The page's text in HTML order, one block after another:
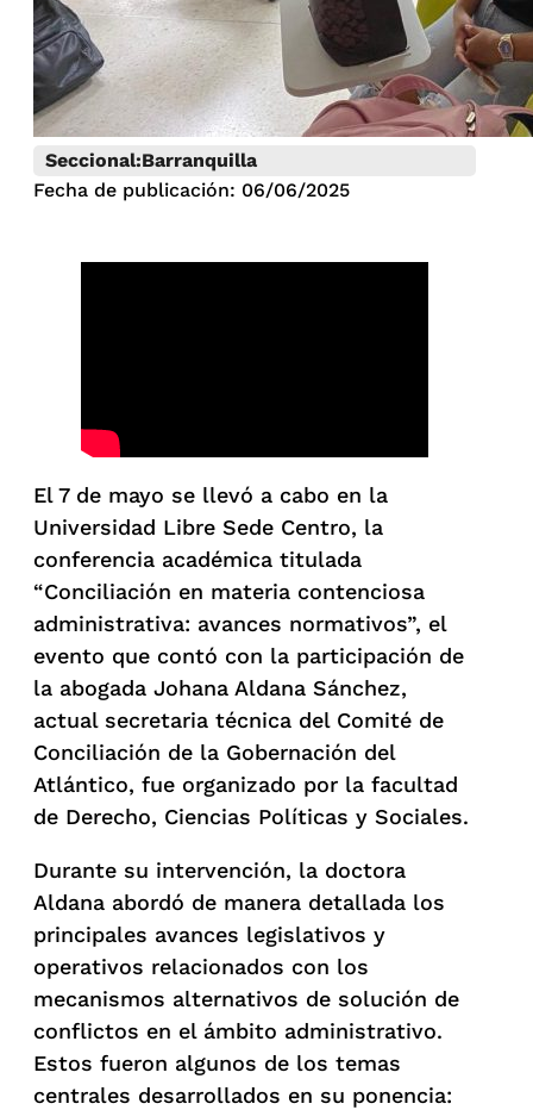
Seccional:Barranquilla
Fecha de publicación: 06/06/2025
El 7 de mayo se llevó a cabo en la
Universidad Libre Sede Centro, la
conferencia académica titulada
“Conciliación en materia contenciosa
administrativa: avances normativos”, el
evento que contó con la participación de
la abogada Johana Aldana Sánchez,
actual secretaria técnica del Comité de
Conciliación de la Gobernación del
Atlántico, fue organizado por la facultad
de Derecho, Ciencias Políticas y Sociales.
Durante su intervención, la doctora
Aldana abordó de manera detallada los
principales avances legislativos y
operativos relacionados con los
mecanismos alternativos de solución de
conflictos en el ámbito administrativo.
Estos fueron algunos de los temas
centrales desarrollados en su ponencia: